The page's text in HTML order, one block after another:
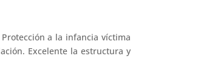
a la infancia víctima
Excelente la estructura y